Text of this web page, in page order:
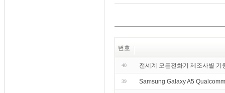
번호
40 전셰계 모든전화기 제조사별
39 Samsung Galaxy A5